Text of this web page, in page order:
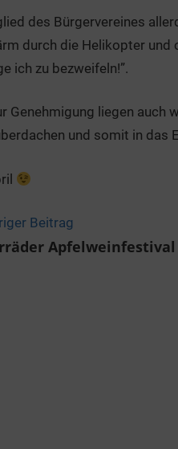
des Bürgervereines
durch die Helikopter und
ich zu bezweifeln!”.
Genehmigung liegen auch
und somit in das
Beitrag
Apfelweinfestival